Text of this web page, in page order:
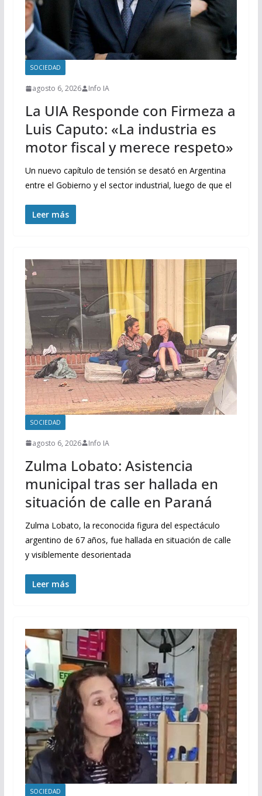
SOCIEDAD
agosto 6, 2026 Info IA
La UIA Responde con Firmeza a
Luis Caputo: «La industria es
motor fiscal y merece respeto»
Un nuevo capítulo de tensión se desató en Argentina
entre el Gobierno y el sector industrial, luego de que el
Leer más
SOCIEDAD
agosto 6, 2026 Info IA
Zulma Lobato: Asistencia
municipal tras ser hallada en
situación de calle en Paraná
Zulma Lobato, la reconocida figura del espectáculo
argentino de 67 años, fue hallada en situación de calle
y visiblemente desorientada
Leer más
SOCIEDAD